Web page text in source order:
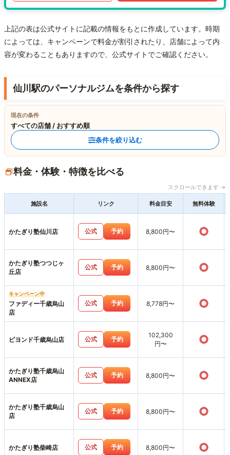
上記の表は公式サイトに記載の情報をもとに作成しています。時期
によっては、キャンペーンで料金が割引されたり、店舗によって内
容が変わることもありますので、公式サイトでご確認ください。
仙川駅のパーソナルジムを条件から探す
現在の条件
すべての店舗 / おすすめ順
条件を絞り込む
料金・体験・特徴を比べる
スクロールできます →
施設名 リンク 料金目安 無料体験
かたぎり塾仙川店 公式 予約 8,800円〜 ○
かたぎり塾つつじヶ
丘店
公式 予約 8,800円〜 ○
キャンペーン中
ファディー千歳烏山
店
公式 予約 8,778円〜 ○
ビヨンド千歳烏山店 公式 予約
102,300
円〜
○
かたぎり塾千歳烏山
ANNEX店
公式 予約 8,800円〜 ○
かたぎり塾千歳烏山
店
公式 予約 8,800円〜 ○
かたぎり塾柴崎店 公式 予約 8,800円〜 ○